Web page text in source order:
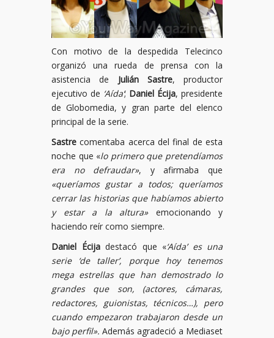
Con motivo de la despedida Telecinco
organizó una rueda de prensa con la
asistencia de Julián Sastre, productor
ejecutivo de ‘Aída’; Daniel Écija, presidente
de Globomedia, y gran parte del elenco
principal de la serie.
Sastre comentaba acerca del final de esta
noche que «lo primero que pretendíamos
era no defraudar», y afirmaba que
«queríamos gustar a todos; queríamos
cerrar las historias que habíamos abierto
y estar a la altura» emocionando y
haciendo reír como siempre.
Daniel Écijadestacó que «‘Aída’ es una
serie ‘de taller’, porque hoy tenemos
mega estrellas que han demostrado lo
grandes que son, (actores, cámaras,
redactores, guionistas, técnicos…), pero
cuando empezaron trabajaron desde un
bajo perfil». Además agradeció a Mediaset